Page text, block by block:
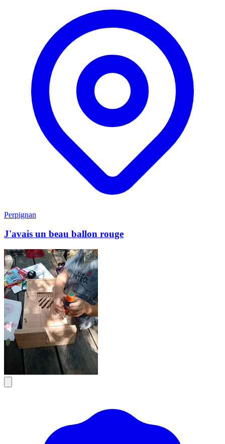
Perpignan
J'avais un beau ballon rouge